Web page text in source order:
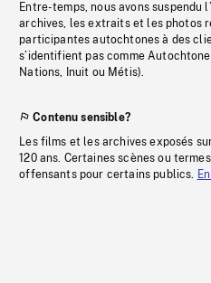
Entre-temps, nous avons suspendu
archives, les extraits et les photos
participantes autochtones à des
s’identifient pas comme
Nations, Inuit ou Métis).
Contenu sensible?
Les films et les archives exposés
120 ans. Certaines scènes ou
offensants pour certains publics.